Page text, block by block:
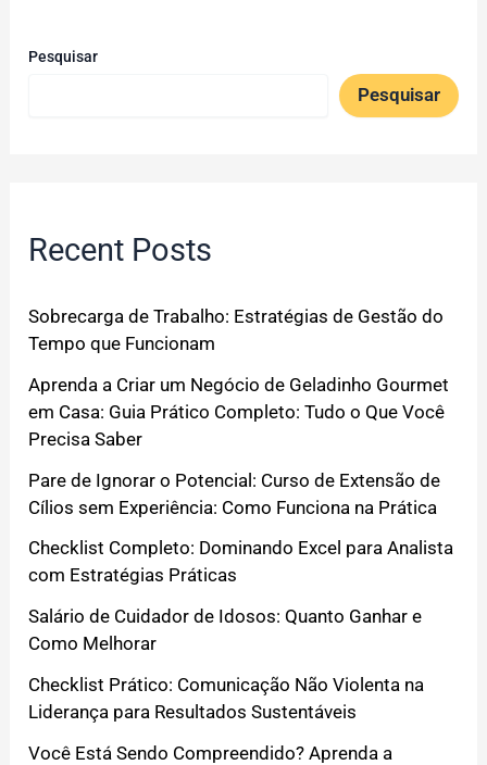
Pesquisar
Pesquisar
Recent Posts
Sobrecarga de Trabalho: Estratégias de Gestão do
Tempo que Funcionam
Aprenda a Criar um Negócio de Geladinho Gourmet
em Casa: Guia Prático Completo: Tudo o Que Você
Precisa Saber
Pare de Ignorar o Potencial: Curso de Extensão de
Cílios sem Experiência: Como Funciona na Prática
Checklist Completo: Dominando Excel para Analista
com Estratégias Práticas
Salário de Cuidador de Idosos: Quanto Ganhar e
Como Melhorar
Checklist Prático: Comunicação Não Violenta na
Liderança para Resultados Sustentáveis
Você Está Sendo Compreendido? Aprenda a